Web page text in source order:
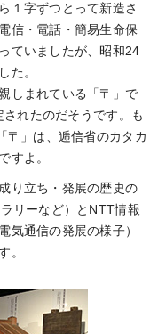
１字ずつとって新造さ
信・電話・簡易生命保
ていましたが、昭和24
た。
しまれている「〒」で
れたのだそうです。も
〒」は、逓信省のカタカ
すよ。
り立ち・発展の歴史の
リーなど）とNTT情報
気通信の発展の様子）
。